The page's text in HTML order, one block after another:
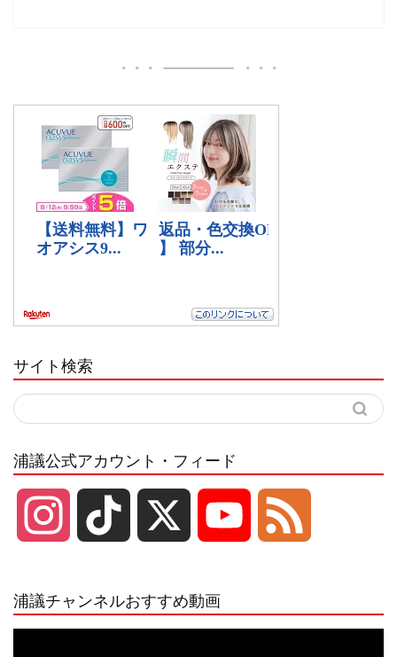
サイト検索
浦議公式アカウント・フィード
浦議チャンネルおすすめ動画